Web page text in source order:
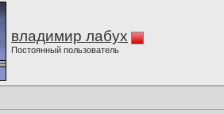
владимир лабух
Постоянный пользователь